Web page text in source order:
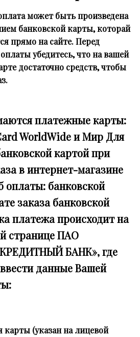
может быть произведена
банковской карты, которай
прямо на сайте. Перед
убедитесь, что на вашей
достаточно средств, чтобы
платежные карты:
WorldWide и Мир Для
картой при
в интернет-магазине
оплаты: банковской
заказа банковской
платежа происходит на
странице ПАО
БАНК», где
данные Вашей
карты (указан на лицевой